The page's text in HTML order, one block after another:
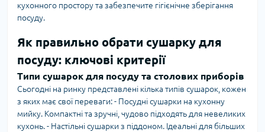
кухонного простору та забезпечите гігієнічне зберігання
посуду.
Як правильно обрати сушарку для
посуду: ключові критерії
Типи сушарок для посуду та столових приборів
Сьогодні на ринку представлені кілька типів сушарок, кожен
з яких має свої переваги: - Посудні сушарки на кухонну
мийку. Компактні та зручні, чудово підходять для невеликих
кухонь. - Настільні сушарки з піддоном. Ідеальні для більших